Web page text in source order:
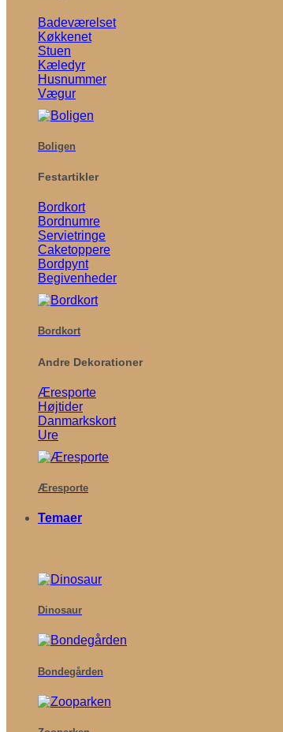
Badeværelset
Køkkenet
Stuen
Kæledyr
Husnummer
Vægur
Boligen
Festartikler
Bordkort
Bordnumre
Servietringe
Caketoppere
Bordpynt
Begivenheder
Bordkort
Andre Dekorationer
Æresporte
Højtider
Danmarkskort
Ure
Æresporte
Temaer
Dinosaur
Bondegården